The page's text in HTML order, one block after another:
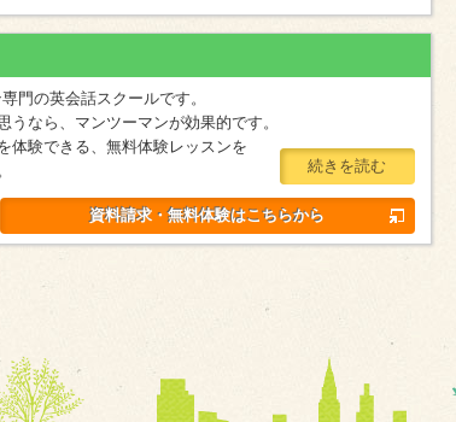
門の英会話スクールです。
うなら、マンツーマンが効果的です。
体験できる、無料体験レッスンを
続きを読む
資料請求・無料体験はこちらから